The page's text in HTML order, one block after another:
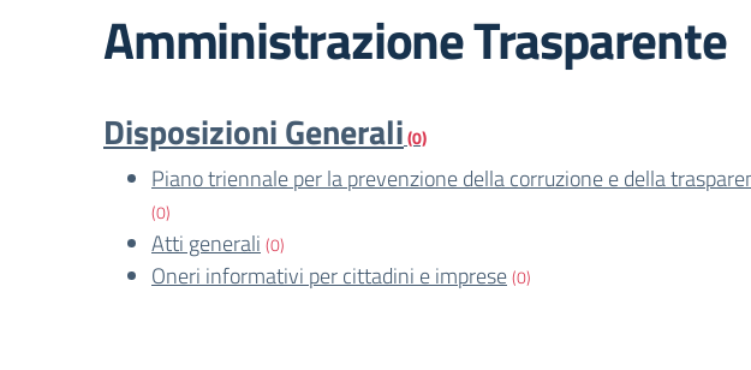
Amministrazione Trasparente
Disposizioni Generali(0)
Piano triennale per la prevenzione della corruzione e della
(0)
Atti generali (0)
Oneri informativi per cittadini e imprese(0)